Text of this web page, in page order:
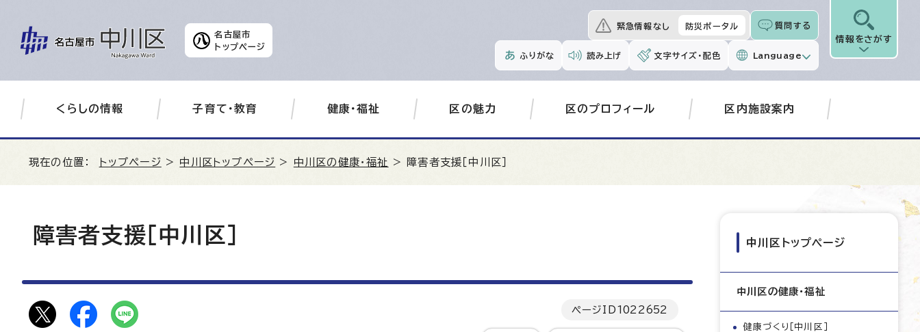
名古屋市
トップページ
緊急情報なし 防災ポータル 質問する
ふりがな 読み上げ 文字サイズ・配色 Language
情報をさがす
くらしの情報 子育て・教育 健康・福祉 区の魅力 区のプロフィール 区内施設案内
現在の位置： トップページ > 中川区トップページ > 中川区の健康・福祉 > 障害者支援［中川区］
障害者支援［中川区］
ページID 1022652
中川区トップページ
中川区の健康・福祉
健康づくり［中川区］